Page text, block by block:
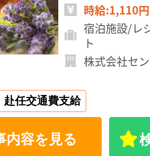
時給:1,110
宿泊施設/レ
ト
株式会社セ
赴任交通費支給
内容を見る